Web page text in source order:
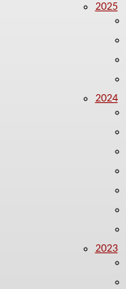
2025
2024
2023